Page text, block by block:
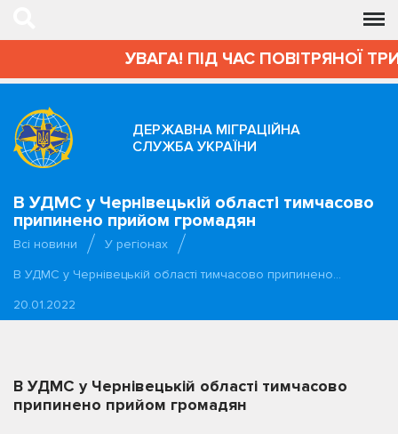
УВАГА! ПІД ЧАС ПОВІТРЯНОЇ
ДЕРЖАВНА МІГРАЦІЙНА
СЛУЖБА УКРАЇНИ
В УДМС у Чернівецькій області тимчасово
припинено прийом громадян
Всі новини
У регіонах
В УДМС у Чернівецькій області тимчасово припинено…
20.01.2022
В УДМС у Чернівецькій області тимчасово
припинено прийом громадян